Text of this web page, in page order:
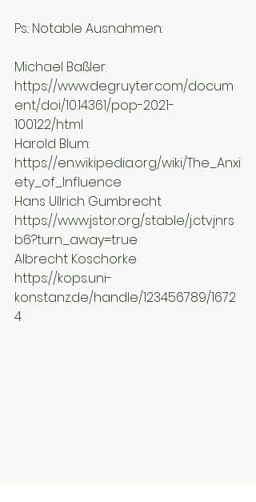
Ps.: Notable Ausnahmen:
Michael Baßler:
https://www.degruyter.com/docum
ent/doi/10.14361/pop-2021-
100122/html
Harold Blum:
https://en.wikipedia.org/wiki/The_Anxi
ety_of_Influence
Hans Ullrich Gumbrecht
https://www.jstor.org/stable/j.ctvjnrs
b6?turn_away=true
Albrecht Koschorke
https://kops.uni-
konstanz.de/handle/123456789/1672
4